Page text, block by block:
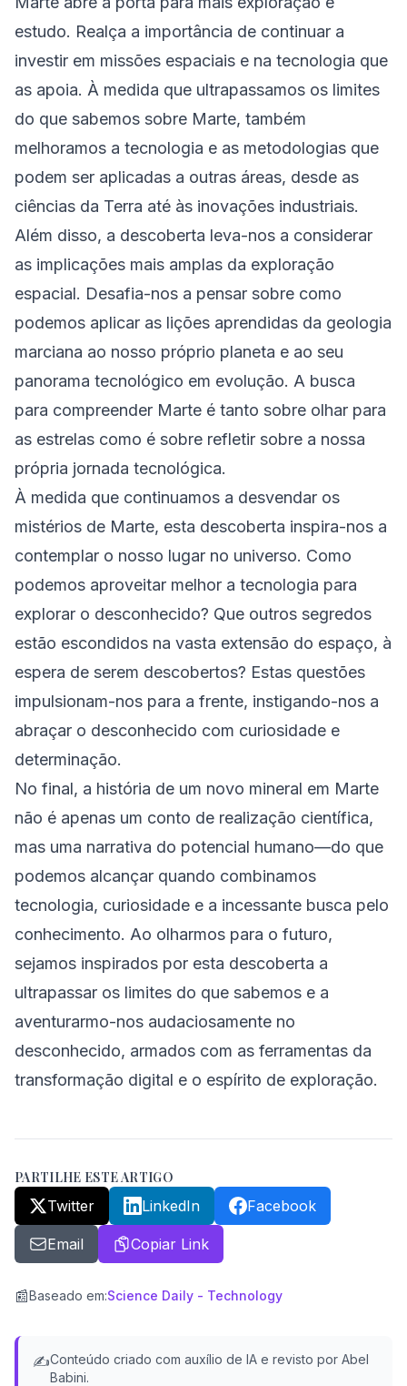
estudo. Realça a importância de continuar a
investir em missões espaciais e na tecnologia que
as apoia. À medida que ultrapassamos os limites
do que sabemos sobre Marte, também
melhoramos a tecnologia e as metodologias que
podem ser aplicadas a outras áreas, desde as
ciências da Terra até às inovações industriais.
Além disso, a descoberta leva-nos a considerar
as implicações mais amplas da exploração
espacial. Desafia-nos a pensar sobre como
podemos aplicar as lições aprendidas da geologia
marciana ao nosso próprio planeta e ao seu
panorama tecnológico em evolução. A busca
para compreender Marte é tanto sobre olhar para
as estrelas como é sobre refletir sobre a nossa
própria jornada tecnológica.
À medida que continuamos a desvendar os
mistérios de Marte, esta descoberta inspira-nos a
contemplar o nosso lugar no universo. Como
podemos aproveitar melhor a tecnologia para
explorar o desconhecido? Que outros segredos
estão escondidos na vasta extensão do espaço, à
espera de serem descobertos? Estas questões
impulsionam-nos para a frente, instigando-nos a
abraçar o desconhecido com curiosidade e
determinação.
No final, a história de um novo mineral em Marte
não é apenas um conto de realização científica,
mas uma narrativa do potencial humano—do que
podemos alcançar quando combinamos
tecnologia, curiosidade e a incessante busca pelo
conhecimento. Ao olharmos para o futuro,
sejamos inspirados por esta descoberta a
ultrapassar os limites do que sabemos e a
aventurarmo-nos audaciosamente no
desconhecido, armados com as ferramentas da
transformação digital e o espírito de exploração.
PARTILHE ESTE ARTIGO
Twitter LinkedIn Facebook
Email Copiar Link
📰Baseado em:Science Daily - Technology
✍️Conteúdo criado com auxílio de IA e revisto por Abel
Babini.